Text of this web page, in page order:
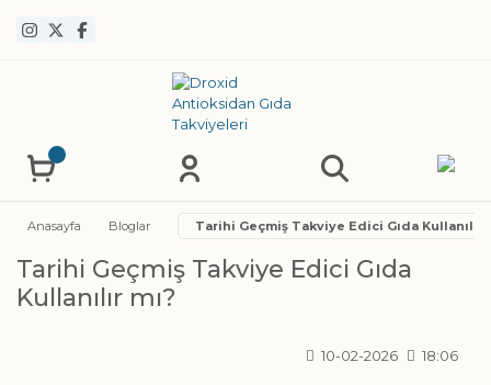
Anasayfa Bloglar Tarihi Geçmiş Takviye Edici Gıda Kullanılır
Tarihi Geçmiş Takviye Edici Gıda
Kullanılır mı?
10-02-2026 18:06